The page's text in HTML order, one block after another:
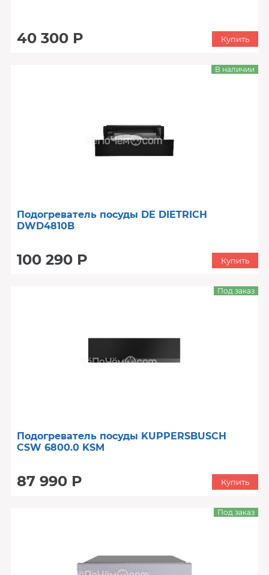
40 300 Р Купить
Подогреватель посуды DE DIETRICH
DWD4810B
100 290 Р
В наличии
Купить
Подогреватель посуды KUPPERSBUSCH
CSW 6800.0 KSM
87 990 Р
Под заказ
Купить
Под заказ